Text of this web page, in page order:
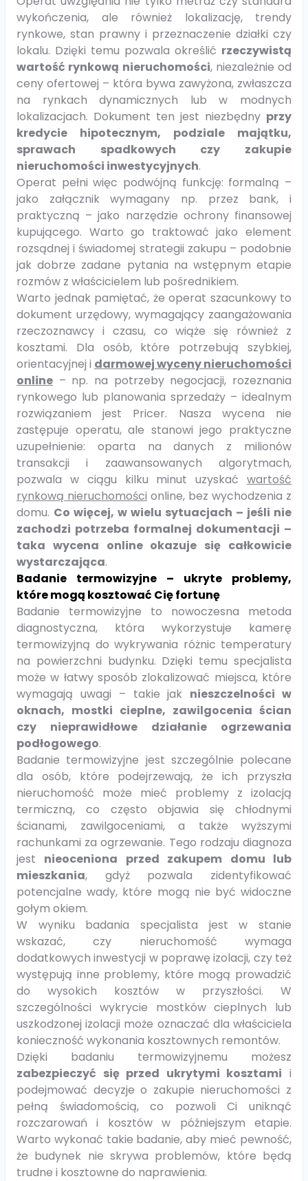
wykończenia, ale również lokalizację, trendy
rynkowe, stan prawny i przeznaczenie działki czy
lokalu. Dzięki temu pozwala określić rzeczywistą
wartość rynkową nieruchomości, niezależnie od
ceny ofertowej – która bywa zawyżona, zwłaszcza
na rynkach dynamicznych lub w modnych
lokalizacjach. Dokument ten jest niezbędny przy
kredycie hipotecznym, podziale majątku,
sprawach spadkowych czy zakupie
nieruchomości inwestycyjnych.
Operat pełni więc podwójną funkcję: formalną –
jako załącznik wymagany np. przez bank, i
praktyczną – jako narzędzie ochrony finansowej
kupującego. Warto go traktować jako element
rozsądnej i świadomej strategii zakupu – podobnie
jak dobrze zadane pytania na wstępnym etapie
rozmów z właścicielem lub pośrednikiem.
Warto jednak pamiętać, że operat szacunkowy to
dokument urzędowy, wymagający zaangażowania
rzeczoznawcy i czasu, co wiąże się również z
kosztami. Dla osób, które potrzebują szybkiej,
orientacyjnej i darmowej wyceny nieruchomości
online – np. na potrzeby negocjacji, rozeznania
rynkowego lub planowania sprzedaży – idealnym
rozwiązaniem jest Pricer. Nasza wycena nie
zastępuje operatu, ale stanowi jego praktyczne
uzupełnienie: oparta na danych z milionów
transakcji i zaawansowanych algorytmach,
pozwala w ciągu kilku minut uzyskać wartość
rynkową nieruchomości online, bez wychodzenia z
domu. Co więcej, w wielu sytuacjach – jeśli nie
zachodzi potrzeba formalnej dokumentacji –
taka wycena online okazuje się całkowicie
wystarczająca.
Badanie termowizyjne – ukryte problemy,
które mogą kosztować Cię fortunę
Badanie termowizyjne to nowoczesna metoda
diagnostyczna, która wykorzystuje kamerę
termowizyjną do wykrywania różnic temperatury
na powierzchni budynku. Dzięki temu specjalista
może w łatwy sposób zlokalizować miejsca, które
wymagają uwagi – takie jak nieszczelności w
oknach, mostki cieplne, zawilgocenia ścian
czy nieprawidłowe działanie ogrzewania
podłogowego.
Badanie termowizyjne jest szczególnie polecane
dla osób, które podejrzewają, że ich przyszła
nieruchomość może mieć problemy z izolacją
termiczną, co często objawia się chłodnymi
ścianami, zawilgoceniami, a także wyższymi
rachunkami za ogrzewanie. Tego rodzaju diagnoza
jest nieoceniona przed zakupem domu lub
mieszkania, gdyż pozwala zidentyfikować
potencjalne wady, które mogą nie być widoczne
gołym okiem.
W wyniku badania specjalista jest w stanie
wskazać, czy nieruchomość wymaga
dodatkowych inwestycji w poprawę izolacji, czy też
występują inne problemy, które mogą prowadzić
do wysokich kosztów w przyszłości. W
szczególności wykrycie mostków cieplnych lub
uszkodzonej izolacji może oznaczać dla właściciela
konieczność wykonania kosztownych remontów.
Dzięki badaniu termowizyjnemu możesz
zabezpieczyć się przed ukrytymi kosztami i
podejmować decyzje o zakupie nieruchomości z
pełną świadomością, co pozwoli Ci uniknąć
rozczarowań i kosztów w późniejszym etapie.
Warto wykonać takie badanie, aby mieć pewność,
że budynek nie skrywa problemów, które będą
trudne i kosztowne do naprawienia.